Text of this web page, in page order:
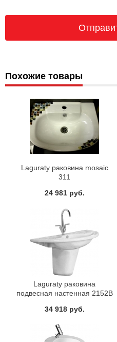
Похожие товары
Laguraty раковина mosaic
311
24 981 руб.
Laguraty раковина
подвесная настенная 2152В
34 918 руб.